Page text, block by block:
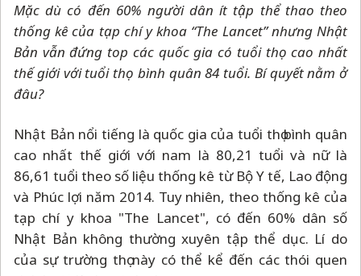
Mặc dù có đến 60% người dân ít tập thể thao theo
thống kê của tạp chí y khoa “The Lancet” nhưng Nhật
Bản vẫn đứng top các quốc gia có tuổi thọ cao nhất
thế giới với tuổi thọ bình quân 84 tuổi. Bí quyết nằm ở
đâu?
Nhật Bản nổi tiếng là quốc gia của tuổi thọ bình quân
cao nhất thế giới với nam là 80,21 tuổi và nữ là
86,61 tuổi theo số liệu thống kê từ Bộ Y tế, Lao động
và Phúc lợi năm 2014. Tuy nhiên, theo thống kê của
tạp chí y khoa "The Lancet", có đến 60% dân số
Nhật Bản không thường xuyên tập thể dục. Lí do
của sự trường thọ này có thể kể đến các thói quen